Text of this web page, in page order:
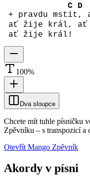
+ pravdu mst
C
ít
D
,
ať žije král,
ať žije král!
100%
Dva sloupce
Chcete mít tuhle písničku
Zpěvníku – s transpozicí a
Otevřít Mango Zpěvník
Akordy v písni